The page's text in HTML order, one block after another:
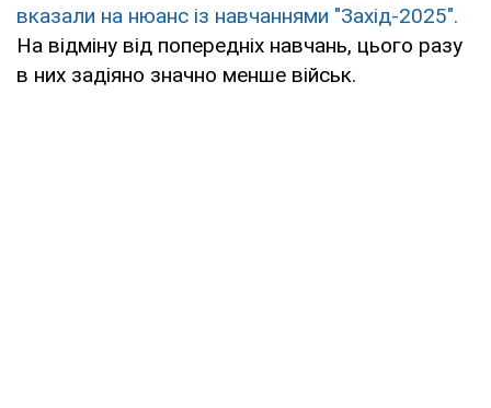
вказали на нюанс із навчаннями "Захід-2025".
На відміну від попередніх навчань, цього разу
в них задіяно значно менше військ.